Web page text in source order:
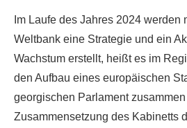
Im Laufe des Jahres 2024 werden
Weltbank eine Strategie und ein
Wachstum erstellt, heißt es im
den Aufbau eines europäischen
georgischen Parlament
Zusammensetzung des Kabinetts